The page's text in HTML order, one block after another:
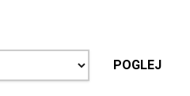
POGLEJ